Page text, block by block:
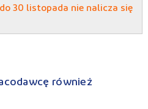
30 listopada nie nalicza się
również